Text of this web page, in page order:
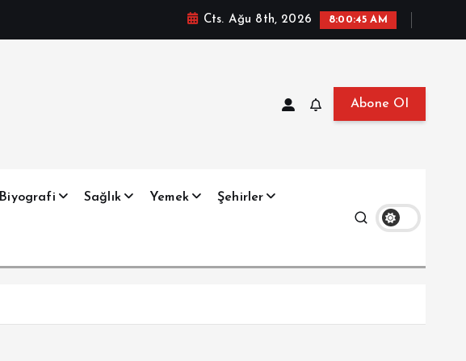
Cts. Ağu 8th, 2026 8:00:47 AM
Abone Ol
Biyografi Sağlık Yemek Şehirler